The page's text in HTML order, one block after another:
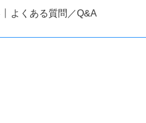
よくある質問／Q&A